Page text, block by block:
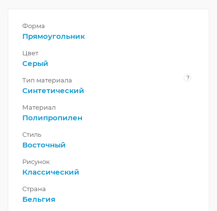
Форма
Прямоугольник
Цвет
Серый
Тип материала ?
Синтетический
Материал
Полипропилен
Стиль
Восточный
Рисунок
Классический
Страна
Бельгия